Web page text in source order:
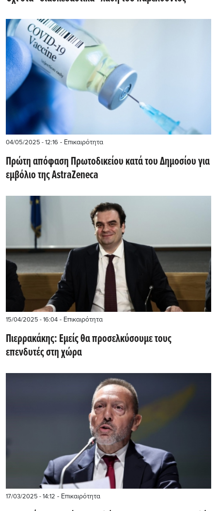
04/05/2025 - 12:16 - Επικαιρότητα
Πρώτη απόφαση Πρωτοδικείου κατά του Δημοσίου για
εμβόλιο της AstraZeneca
15/04/2025 - 16:04 - Επικαιρότητα
Πιερρακάκης: Εμείς θα προσελκύσουμε τους
επενδυτές στη χώρα
17/03/2025 - 14:12 - Επικαιρότητα